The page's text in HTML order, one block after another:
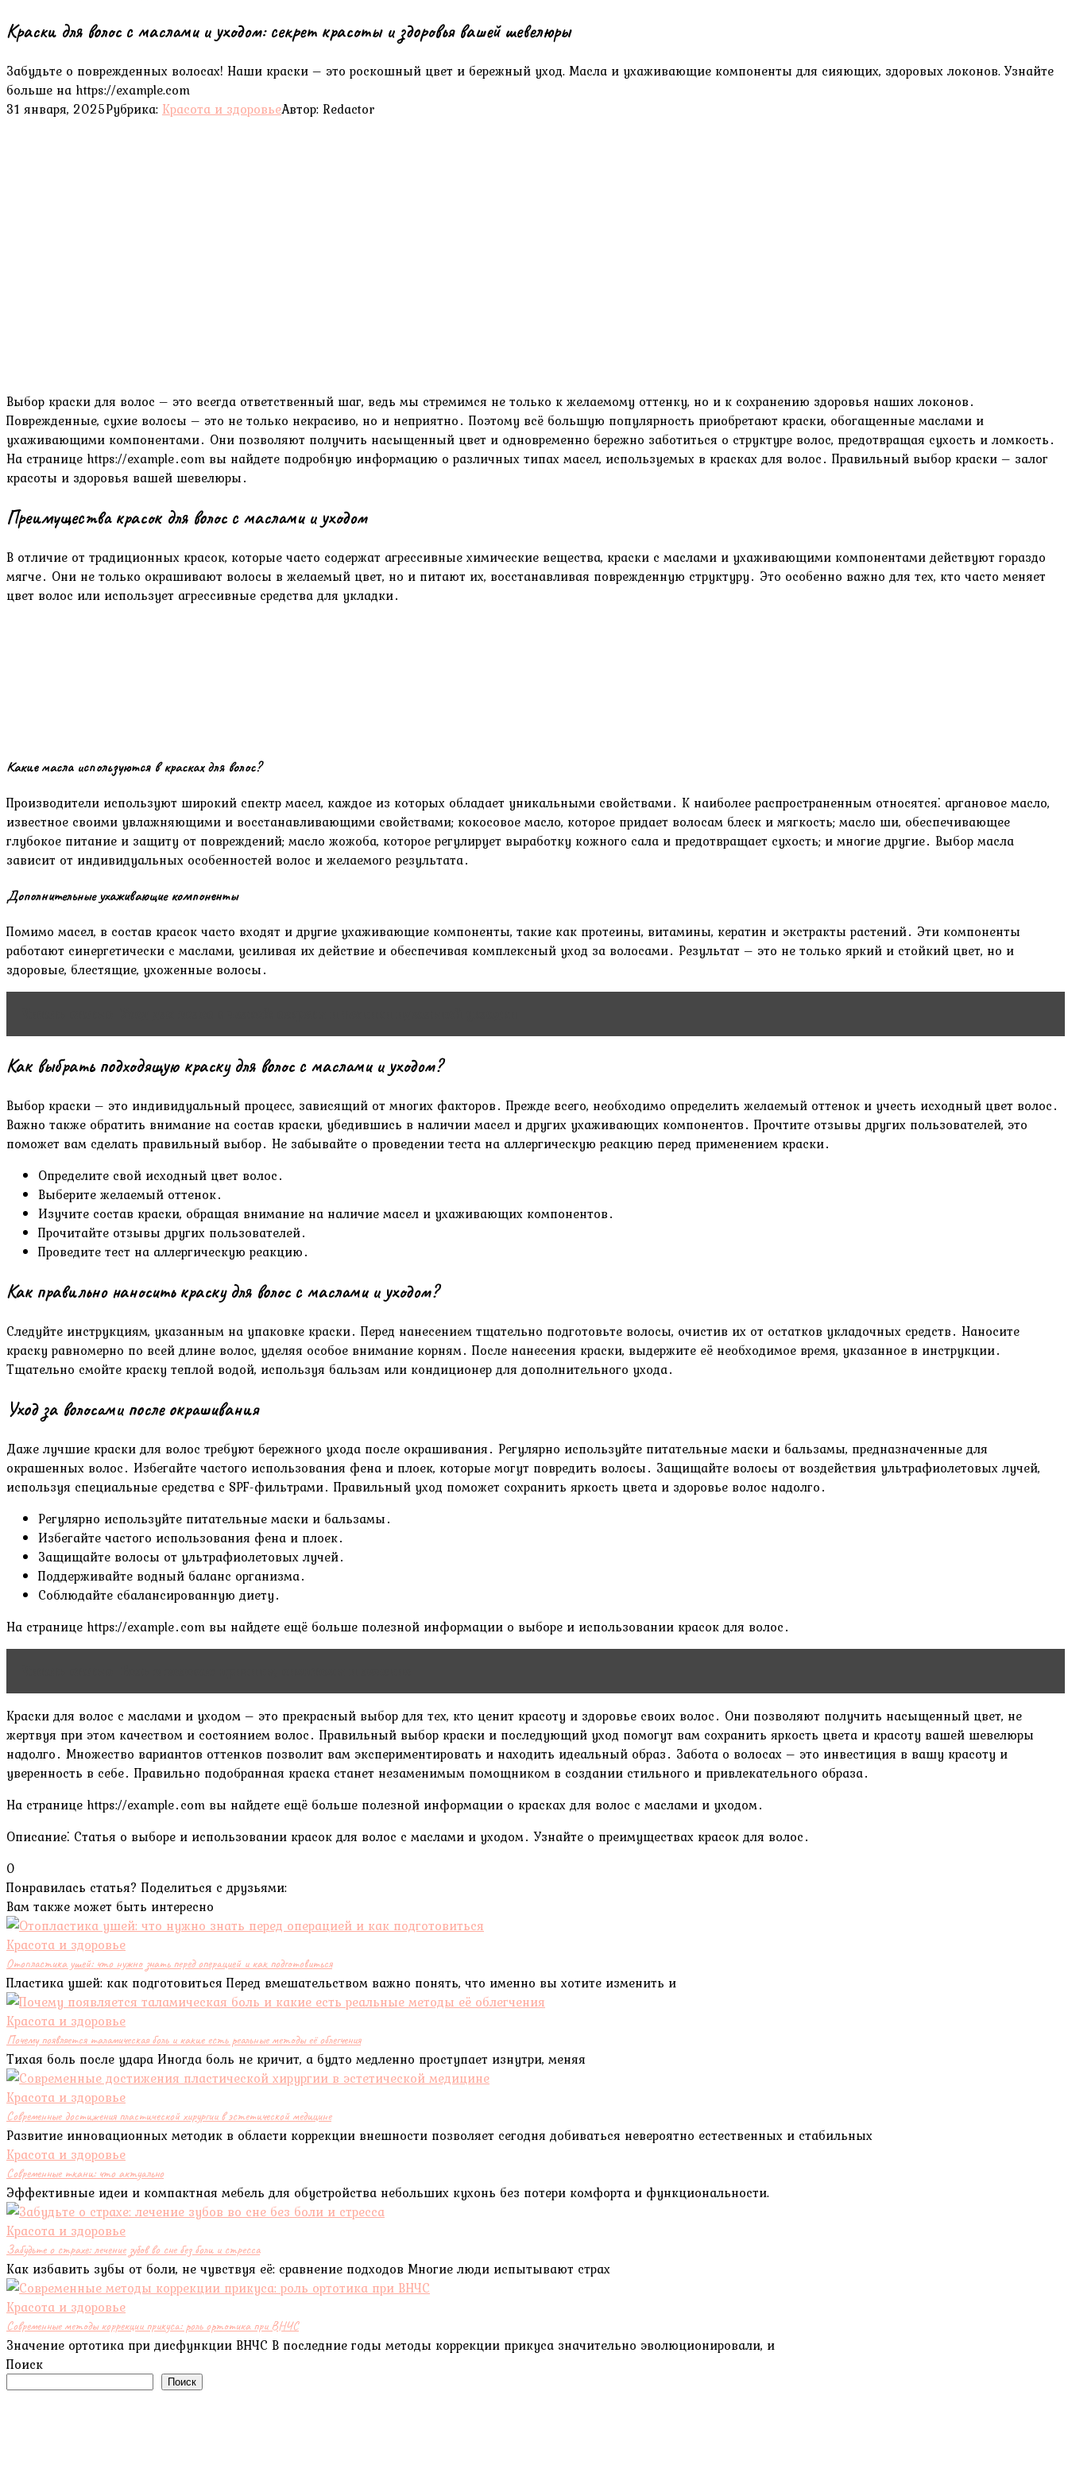
Краски для волос с маслами и уходом: секрет красоты и здоровья вашей шевелюры
Забудьте о поврежденных волосах! Наши краски – это роскошный цвет и бережный уход. Масла и ухаживающие компоненты для сияющих, здоровых локонов. Узнайте
больше на https://example.com
31 января, 2025Рубрика: Красота и здоровьеАвтор: Redactor
Выбор краски для волос – это всегда ответственный шаг, ведь мы стремимся не только к желаемому оттенку, но и к сохранению здоровья наших локонов․
Поврежденные, сухие волосы – это не только некрасиво, но и неприятно․ Поэтому всё большую популярность приобретают краски, обогащенные маслами и
ухаживающими компонентами․ Они позволяют получить насыщенный цвет и одновременно бережно заботиться о структуре волос, предотвращая сухость и ломкость․
На странице https://example․com вы найдете подробную информацию о различных типах масел, используемых в красках для волос․ Правильный выбор краски – залог
красоты и здоровья вашей шевелюры․
Преимущества красок для волос с маслами и уходом
В отличие от традиционных красок, которые часто содержат агрессивные химические вещества, краски с маслами и ухаживающими компонентами действуют гораздо
мягче․ Они не только окрашивают волосы в желаемый цвет, но и питают их, восстанавливая поврежденную структуру․ Это особенно важно для тех, кто часто меняет
цвет волос или использует агрессивные средства для укладки․
Какие масла используются в красках для волос?
Производители используют широкий спектр масел, каждое из которых обладает уникальными свойствами․ К наиболее распространенным относятся⁚ аргановое масло,
известное своими увлажняющими и восстанавливающими свойствами; кокосовое масло, которое придает волосам блеск и мягкость; масло ши, обеспечивающее
глубокое питание и защиту от повреждений; масло жожоба, которое регулирует выработку кожного сала и предотвращает сухость; и многие другие․ Выбор масла
зависит от индивидуальных особенностей волос и желаемого результата․
Дополнительные ухаживающие компоненты
Помимо масел, в состав красок часто входят и другие ухаживающие компоненты, такие как протеины, витамины, кератин и экстракты растений․ Эти компоненты
работают синергетически с маслами, усиливая их действие и обеспечивая комплексный уход за волосами․ Результат – это не только яркий и стойкий цвет, но и
здоровые, блестящие, ухоженные волосы․
Как выбрать подходящую краску для волос с маслами и уходом?
Выбор краски – это индивидуальный процесс, зависящий от многих факторов․ Прежде всего, необходимо определить желаемый оттенок и учесть исходный цвет волос․
Важно также обратить внимание на состав краски, убедившись в наличии масел и других ухаживающих компонентов․ Прочтите отзывы других пользователей, это
поможет вам сделать правильный выбор․ Не забывайте о проведении теста на аллергическую реакцию перед применением краски․
Определите свой исходный цвет волос․
Выберите желаемый оттенок․
Изучите состав краски, обращая внимание на наличие масел и ухаживающих компонентов․
Прочитайте отзывы других пользователей․
Проведите тест на аллергическую реакцию․
Как правильно наносить краску для волос с маслами и уходом?
Следуйте инструкциям, указанным на упаковке краски․ Перед нанесением тщательно подготовьте волосы, очистив их от остатков укладочных средств․ Наносите
краску равномерно по всей длине волос, уделяя особое внимание корням․ После нанесения краски, выдержите её необходимое время, указанное в инструкции․
Тщательно смойте краску теплой водой, используя бальзам или кондиционер для дополнительного ухода․
Уход за волосами после окрашивания
Даже лучшие краски для волос требуют бережного ухода после окрашивания․ Регулярно используйте питательные маски и бальзамы, предназначенные для
окрашенных волос․ Избегайте частого использования фена и плоек, которые могут повредить волосы․ Защищайте волосы от воздействия ультрафиолетовых лучей,
используя специальные средства с SPF-фильтрами․ Правильный уход поможет сохранить яркость цвета и здоровье волос надолго․
Регулярно используйте питательные маски и бальзамы․
Избегайте частого использования фена и плоек․
Защищайте волосы от ультрафиолетовых лучей․
Поддерживайте водный баланс организма․
Соблюдайте сбалансированную диету․
На странице https://example․com вы найдете ещё больше полезной информации о выборе и использовании красок для волос․
Краски для волос с маслами и уходом – это прекрасный выбор для тех, кто ценит красоту и здоровье своих волос․ Они позволяют получить насыщенный цвет, не
жертвуя при этом качеством и состоянием волос․ Правильный выбор краски и последующий уход помогут вам сохранить яркость цвета и красоту вашей шевелюры
надолго․ Множество вариантов оттенков позволит вам экспериментировать и находить идеальный образ․ Забота о волосах – это инвестиция в вашу красоту и
уверенность в себе․ Правильно подобранная краска станет незаменимым помощником в создании стильного и привлекательного образа․
На странице https://example․com вы найдете ещё больше полезной информации о красках для волос с маслами и уходом․
Описание⁚ Статья о выборе и использовании красок для волос с маслами и уходом․ Узнайте о преимуществах красок для волос․
0
Понравилась статья? Поделиться с друзьями:
Вам также может быть интересно
Красота и здоровье
Отопластика ушей: что нужно знать перед операцией и как подготовиться
Пластика ушей: как подготовиться Перед вмешательством важно понять, что именно вы хотите изменить и
Красота и здоровье
Почему появляется таламическая боль и какие есть реальные методы её облегчения
Тихая боль после удара Иногда боль не кричит, а будто медленно проступает изнутри, меняя
Красота и здоровье
Современные достижения пластической хирургии в эстетической медицине
Развитие инновационных методик в области коррекции внешности позволяет сегодня добиваться невероятно естественных и стабильных
Красота и здоровье
Современные ткани: что актуально
Эффективные идеи и компактная мебель для обустройства небольших кухонь без потери комфорта и функциональности.
Красота и здоровье
Забудьте о страхе: лечение зубов во сне без боли и стресса
Как избавить зубы от боли, не чувствуя её: сравнение подходов Многие люди испытывают страх
Красота и здоровье
Современные методы коррекции прикуса: роль ортотика при ВНЧС
Значение ортотика при дисфункции ВНЧС В последние годы методы коррекции прикуса значительно эволюционировали, и
Поиск
Поиск